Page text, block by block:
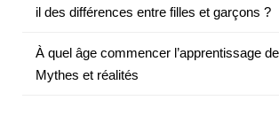
il des différences entre filles et garçons ?
À quel âge commencer l’apprentissage
Mythes et réalités